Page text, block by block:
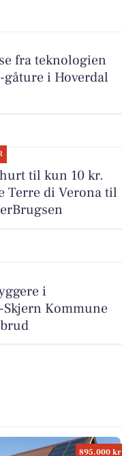
fra teknologien
i Hoverdal
til kun 10 kr.
Terre di Verona til
i
Skjern Kommune
895.000 kr